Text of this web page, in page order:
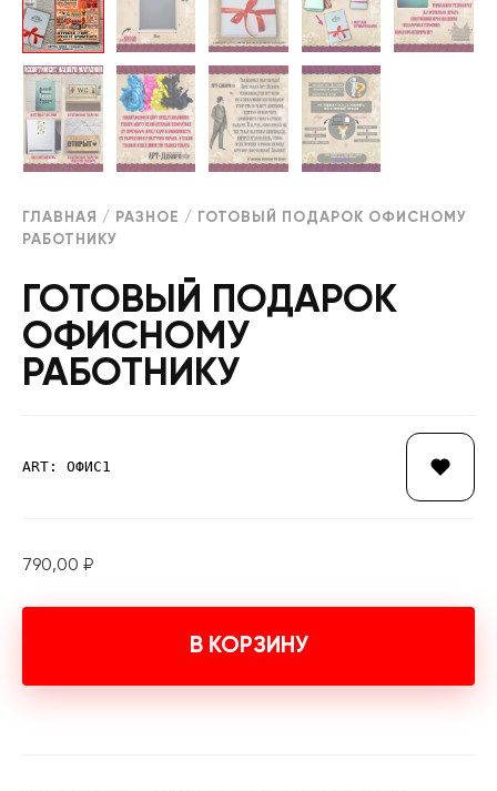
ГЛАВНАЯ / РАЗНОЕ / ГОТОВЫЙ ПОДАРОК ОФИСНОМУ
РАБОТНИКУ
ГОТОВЫЙ ПОДАРОК
ОФИСНОМУ
РАБОТНИКУ
ART: ОФИС1
790,00 ₽
В КОРЗИНУ